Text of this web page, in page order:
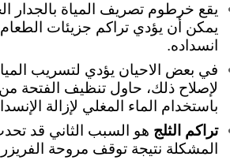
يقع خرطوم تصريف المياة بالجدار
يمكن أن يؤدي تراكم جزيئات الطعام
انسداده.
في بعض الاحيان يؤدي لتسريب
لإصلاح ذلك، حاول تنظيف الفتحة
باستخدام الماء المغلي لإزالة
تراكم الثلج هو السبب الثاني قد
المشكلة نتيجة توقف مروحة